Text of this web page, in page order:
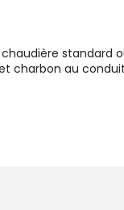
standard
charbon au